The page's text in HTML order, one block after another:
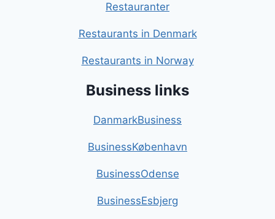
Restauranter
Restaurants in Denmark
Restaurants in Norway
Business links
DanmarkBusiness
BusinessKøbenhavn
BusinessOdense
BusinessEsbjerg